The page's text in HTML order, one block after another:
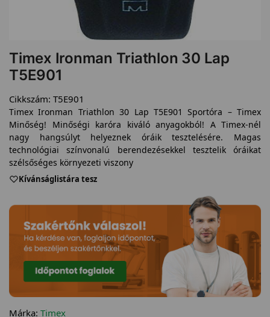
Timex Ironman Triathlon 30 Lap
T5E901
Cikkszám: T5E901
Timex Ironman Triathlon 30 Lap T5E901 Sportóra – Timex
Minőség! Minőségi karóra kiváló anyagokból! A Timex-nél
nagy hangsúlyt helyeznek óráik tesztelésére. Magas
technológiai színvonalú berendezésekkel tesztelik óráikat
szélsőséges környezeti viszony
Kívánságlistára tesz
Márka: Timex